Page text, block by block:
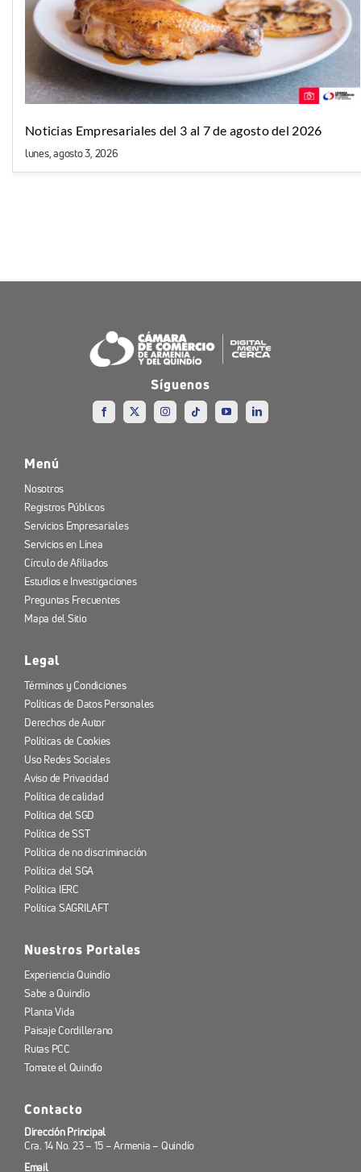
Noticias Empresariales del 3 al 7 de agosto del 2026
lunes, agosto 3, 2026
Síguenos
Menú
Nosotros
Registros Públicos
Servicios Empresariales
Servicios en Línea
Círculo de Afiliados
Estudios e Investigaciones
Preguntas Frecuentes
Mapa del Sitio
Legal
Términos y Condiciones
Políticas de Datos Personales
Derechos de Autor
Políticas de Cookies
Uso Redes Sociales
Aviso de Privacidad
Política de calidad
Política del SGD
Política de SST
Política de no discriminación
Política del SGA
Política IERC
Política SAGRILAFT
Nuestros Portales
Experiencia Quindío
Sabe a Quindío
Planta Vida
Paisaje Cordillerano
Rutas PCC
Tomate el Quindío
Contacto
Dirección Principal
Cra. 14 No. 23 – 15 – Armenia – Quindío
Email